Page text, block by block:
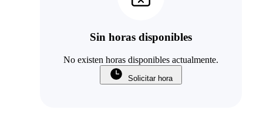
Sin horas disponibles
No existen horas disponibles actualmente.
Solicitar hora